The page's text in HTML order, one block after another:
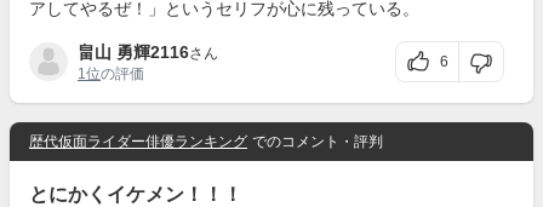
アしてやるぜ！」というセリフが心に残っている。
畠山 勇輝2116さん
1位の評価
6
歴代仮面ライダー俳優ランキング でのコメント・評判
とにかくイケメン！！！